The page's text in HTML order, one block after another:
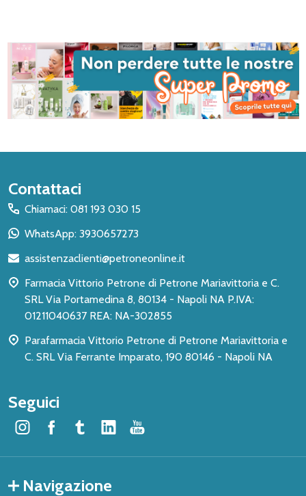
Inizio
del
piè
pagina
Contattaci
Chiamaci: 081 193 030 15
WhatsApp: 3930657273
assistenzaclienti@petroneonline.it
Farmacia Vittorio Petrone di Petrone Mariavittoria e C.
SRL Via Portamedina 8, 80134 - Napoli NA P.IVA:
01211040637 REA: NA-302855
Parafarmacia Vittorio Petrone di Petrone Mariavittoria e
C. SRL Via Ferrante Imparato, 190 80146 - Napoli NA
Seguici
Navigazione